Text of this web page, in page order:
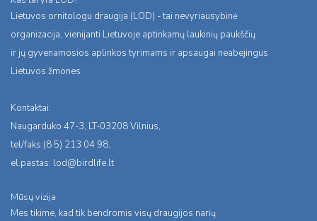
Lietuvos ornitologu draugija (LOD) - tai nevyriausybinė
organizacija, vienijanti Lietuvoje aptinkamų laukinių paukščių
ir jų gyvenamosios aplinkos tyrimams ir apsaugai neabejingus
Lietuvos žmones.
Kontaktai:
Naugarduko 47-3, LT-03208 Vilnius,
tel/faks:(8 5) 213 04 98,
el.pastas: lod@birdlife.lt
Mūsų vizija
Mes tikime, kad tik bendromis visų draugijos narių